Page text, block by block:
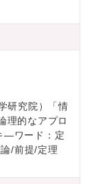
研究院）「情
理的なアプロ
―ワード：定
/前提/定理